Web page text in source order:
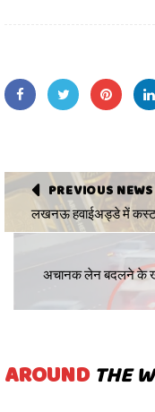
PREVIOUS NEWS
लखनऊ हवाईअड्डे में
अचानक लेन बदलने के
AROUND THE